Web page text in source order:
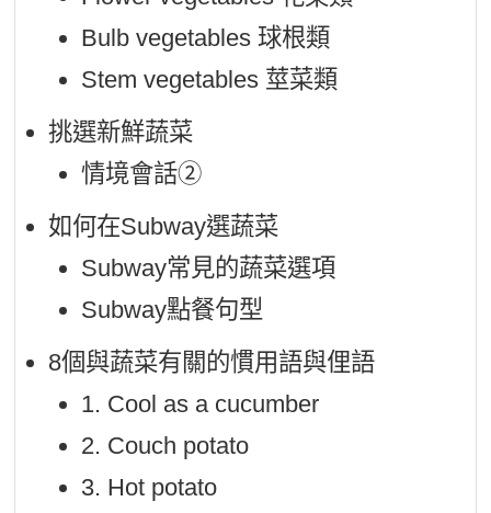
Bulb vegetables 球根類
Stem vegetables 莖菜類
挑選新鮮蔬菜
情境會話➁
如何在Subway選蔬菜
Subway常見的蔬菜選項
Subway點餐句型
8個與蔬菜有關的慣用語與俚語
1. Cool as a cucumber
2. Couch potato
3. Hot potato